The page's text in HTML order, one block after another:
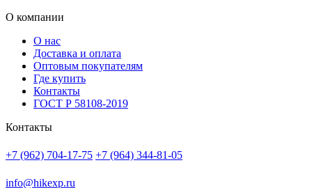
О компании
О нас
Доставка и оплата
Оптовым покупателям
Где купить
Контакты
ГОСТ Р 58108-2019
Контакты
+7 (962) 704-17-75 +7 (964) 344-81-05
info@hikexp.ru